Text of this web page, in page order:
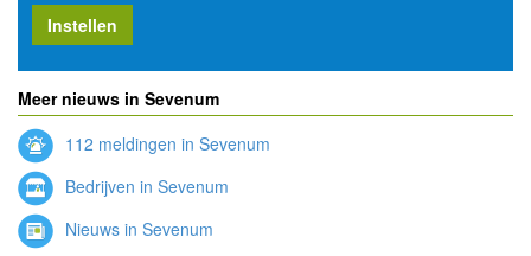
Instellen
Meer nieuws in Sevenum
112 meldingen in Sevenum
Bedrijven in Sevenum
Nieuws in Sevenum